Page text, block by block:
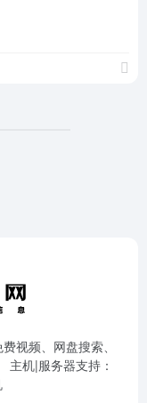
视频、网盘搜索、
主机|服务器支持：